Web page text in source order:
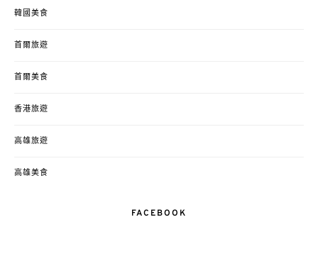
韓國美食
首爾旅遊
首爾美食
香港旅遊
高雄旅遊
高雄美食
FACEBOOK